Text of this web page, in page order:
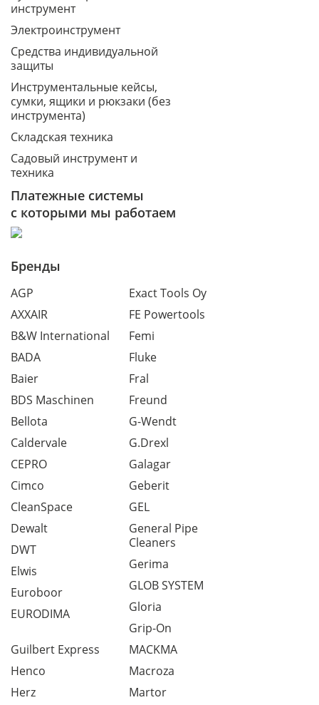
инструмент
Электроинструмент
Средства индивидуальной
защиты
Инструментальные кейсы,
сумки, ящики и рюкзаки (без
инструмента)
Складская техника
Садовый инструмент и
техника
Платежные системы
с которыми мы работаем
Бренды
AGP
AXXAIR
B&W International
BADA
Baier
BDS Maschinen
Bellota
Caldervale
CEPRO
Cimco
CleanSpace
Dewalt
DWT
Elwis
Euroboor
EURODIMA
Exact Tools Oy
FE Powertools
Femi
Fluke
Fral
Freund
G-Wendt
G.Drexl
Galagar
Geberit
GEL
General Pipe
Cleaners
Gerima
GLOB SYSTEM
Gloria
Grip-On
Guilbert Express
Henco
Herz
MACKMA
Macroza
Martor